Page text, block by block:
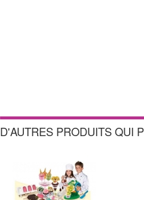
D'AUTRES PRODUITS QUI